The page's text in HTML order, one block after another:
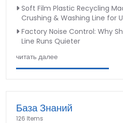
Soft Film Plastic Recycling
Crushing & Washing Line for
Factory Noise Control: Why
Line Runs Quieter
читать далее
База Знаний
126 Items